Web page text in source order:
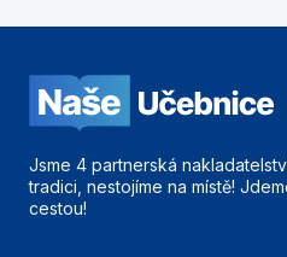
Jsme 4 partnerská
tradici, nestojíme na místě!
cestou!